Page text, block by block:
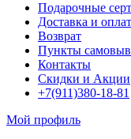
Подарочные
Доставка и
Возврат
Пункты
Контакты
Скидки и Акции
+7(911)380-18-81
Мой профиль